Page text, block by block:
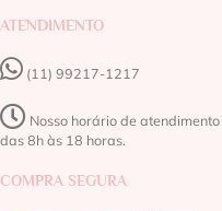
ATENDIMENTO
(11) 99217-1217‬
Nosso horário de
das 8h às 18 horas.
COMPRA SEGURA